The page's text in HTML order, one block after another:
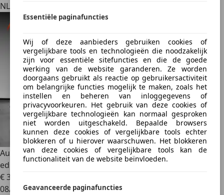
Essentiële paginafuncties
Wij of deze aanbieders gebruiken cookies of
vergelijkbare tools en technologieën die noodzakelijk
zijn voor essentiële sitefuncties en die de goede
werking van de website garanderen. Ze worden
doorgaans gebruikt als reactie op gebruikersactiviteit
om belangrijke functies mogelijk te maken, zoals het
instellen en beheren van inloggegevens of
privacyvoorkeuren. Het gebruik van deze cookies of
vergelijkbare technologieën kan normaal gesproken
niet worden uitgeschakeld. Bepaalde browsers
kunnen deze cookies of vergelijkbare tools echter
blokkeren of u hierover waarschuwen. Het blokkeren
van deze cookies of vergelijkbare tools kan de
functionaliteit van de website beïnvloeden.
Geavanceerde paginafuncties
NL 3421 GV
Audi Q4 e-tronSportback S-line 50 quattro Advanced
edition 77 kW
€ 32.950
08/2022